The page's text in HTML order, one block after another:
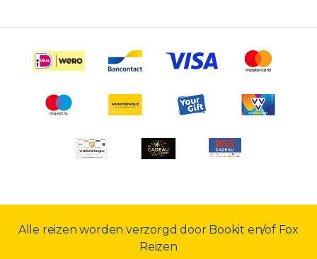
Alle reizen worden verzorgd door Bookit en/of Fox
Reizen